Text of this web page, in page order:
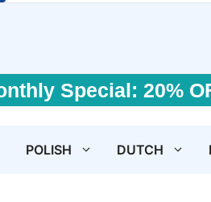
Special: 20%
POLISH DUTCH